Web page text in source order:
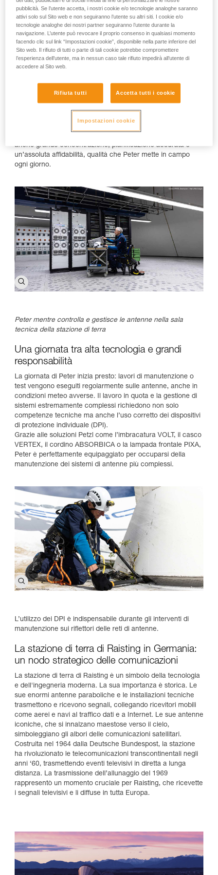
Peter Rott: un tecnico dalla straordinaria
precisione tecnica
Peter Rott assicura il corretto funzionamento dei
collegamenti satellitari tra tutti i paesi del mondo. In qualità di
tecnico di comunicazioni satellitari presso EMC (Emerging
Markets Communications, filiale dell’azienda internazionale
globale di dati e segnali. Con oltre trent’anni di esperienza
in modo decisivo all’affidabilità delle vie di comunicazione.
anche grande concentrazione, pianificazione accurata e
un’assoluta affidabilità, qualità che Peter mette in campo
ogni giorno.
Peter mentre controlla e gestisce le antenne nella sala
tecnica della stazione di terra
Una giornata tra alta tecnologia e grandi
responsabilità
La giornata di Peter inizia presto: lavori di manutenzione o
test vengono eseguiti regolarmente sulle antenne, anche in
condizioni meteo avverse. Il lavoro in quota e la gestione di
sistemi estremamente complessi richiedono non solo
competenze tecniche ma anche l’uso corretto dei dispositivi
di protezione individuale (DPI).
Grazie alle soluzioni Petzl come l’imbracatura VOLT, il casco
VERTEX, il cordino ABSORBICA o la lampada frontale PIXA,
Peter è perfettamente equipaggiato per occuparsi della
manutenzione dei sistemi di antenne più complessi.
L’utilizzo dei DPI è indispensabile durante gli interventi di
manutenzione sui riflettori delle reti di antenne.
La stazione di terra di Raisting in Germania:
un nodo strategico delle comunicazioni
La stazione di terra di Raisting è un simbolo della tecnologia
e dell'ingegneria moderna. La sua importanza è storica. Le
sue enormi antenne paraboliche e le installazioni tecniche
trasmettono e ricevono segnali, collegando ricevitori mobili
come aerei e navi al traffico dati e a Internet. Le sue antenne
iconiche, che si innalzano maestose verso il cielo,
simboleggiano gli albori delle comunicazioni satellitari.
Costruita nel 1964 dalla Deutsche Bundespost, la stazione
ha rivoluzionato le telecomunicazioni transcontinentali negli
anni ‘60, trasmettendo eventi televisivi in diretta a lunga
distanza. La trasmissione dell’allunaggio del 1969
rappresentò un momento cruciale per Raisting, che ricevette
i segnali televisivi e li diffuse in tutta Europa.
pubblicità. Se l’utente accetta, i nostri cookie e/o tecnologie analoghe saranno
attivi solo sul Sito web e non seguiranno l’utente su altri siti. I cookie e/o
tecnologie analoghe dei nostri partner seguiranno l’utente durante la
navigazione. L’utente può revocare il proprio consenso in qualsiasi momento
facendo clic sul link “Impostazioni cookie”, disponibile nella parte inferiore del
Sito web. Il rifiuto di tutti o parte di tali cookie potrebbe compromettere
l’esperienza dell’utente, ma in nessun caso tale rifiuto impedirà all’utente di
accedere al Sito web.
Rifiuta tutti Accetta tutti i cookie
Impostazioni cookie